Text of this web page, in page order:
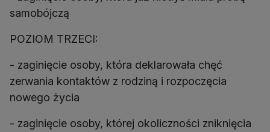
samobójczą
POZIOM TRZECI:
- zaginięcie osoby, która deklarowała chęć
zerwania kontaktów z rodziną i rozpoczęcia
nowego życia
- zaginięcie osoby, której okoliczności zniknięcia